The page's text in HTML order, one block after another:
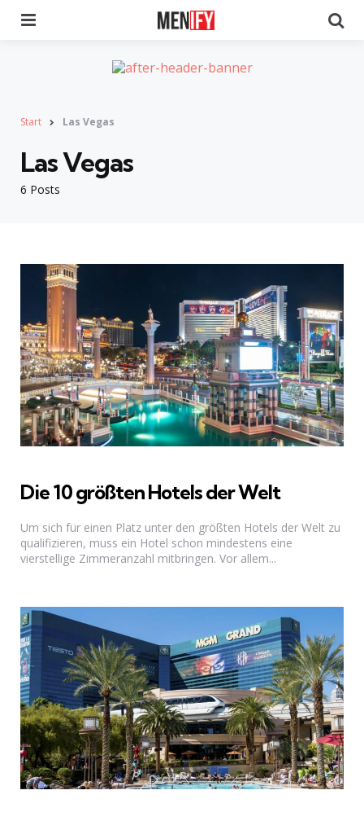
Start Las Vegas
6 Posts
Las Vegas
Die 10 größten Hotels der Welt
Um sich für einen Platz unter den größten Hotels der Welt zu
qualifizieren, muss ein Hotel schon mindestens eine
vierstellige Zimmeranzahl mitbringen. Vor allem...